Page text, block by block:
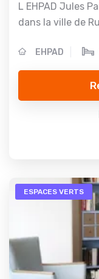
L EHPAD Jules
dans la ville de
EHPAD
ESPACES VERTS